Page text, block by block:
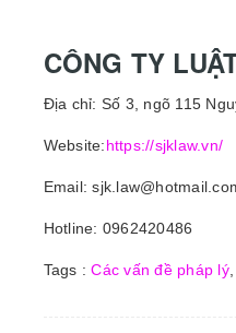
CÔNG TY
Địa chỉ: Số 3, ngõ 115
Website:https://sjklaw.vn/
Email:
Hotline: 0962420486
Tags :Các vấn đề pháp lý